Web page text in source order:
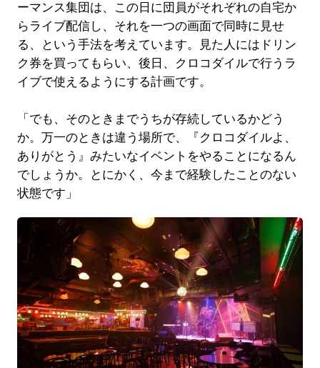
ーマンス集団は、この日に団員がそれぞれの自宅か
らライブ配信し、それを一つの画面で同時に見せ
る、という手法を考えています。見た人にはドリン
ク券を買ってもらい、後日、クロコダイルで行うラ
イブで使えるようにする計画です。
「でも、そのときまでうちが存続しているかどう
か。万一のときは違う場所で、『クロコダイルよ、
ありがとう』みたいなイベントをやることになるん
でしょうか。とにかく、今まで経験したことのない
状態です」